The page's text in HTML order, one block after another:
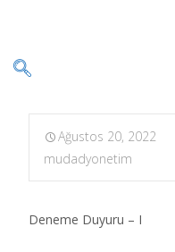
Ağustos 20, 2022
mudadyonetim
Deneme Duyuru – I